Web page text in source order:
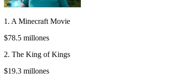
1. A Minecraft Movie
$78.5 millones
2. The King of Kings
$19.3 millones